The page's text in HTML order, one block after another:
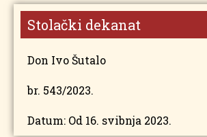
Stolački dekanat
Don Ivo Šutalo
br. 543/2023.
Datum: Od 16. svibnja 2023.